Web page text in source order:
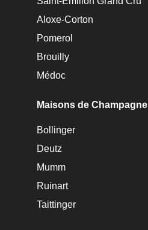
Aloxe-Corton
Pomerol
Brouilly
Médoc
Maisons de Champagne
Bollinger
Deutz
Mumm
Ruinart
Taittinger